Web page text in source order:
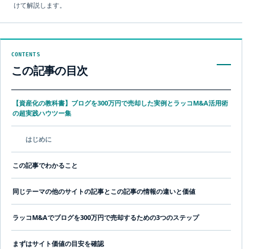
けて解説します。
CONTENTS
この記事の目次
【資産化の教科書】ブログを300万円で売却した実例とラッコM&A活用術
の超実践ハウツー集
はじめに
この記事でわかること
同じテーマの他のサイトの記事とこの記事の情報の違いと価値
ラッコM&Aでブログを300万円で売却するための3つのステップ
まずはサイト価値の目安を確認